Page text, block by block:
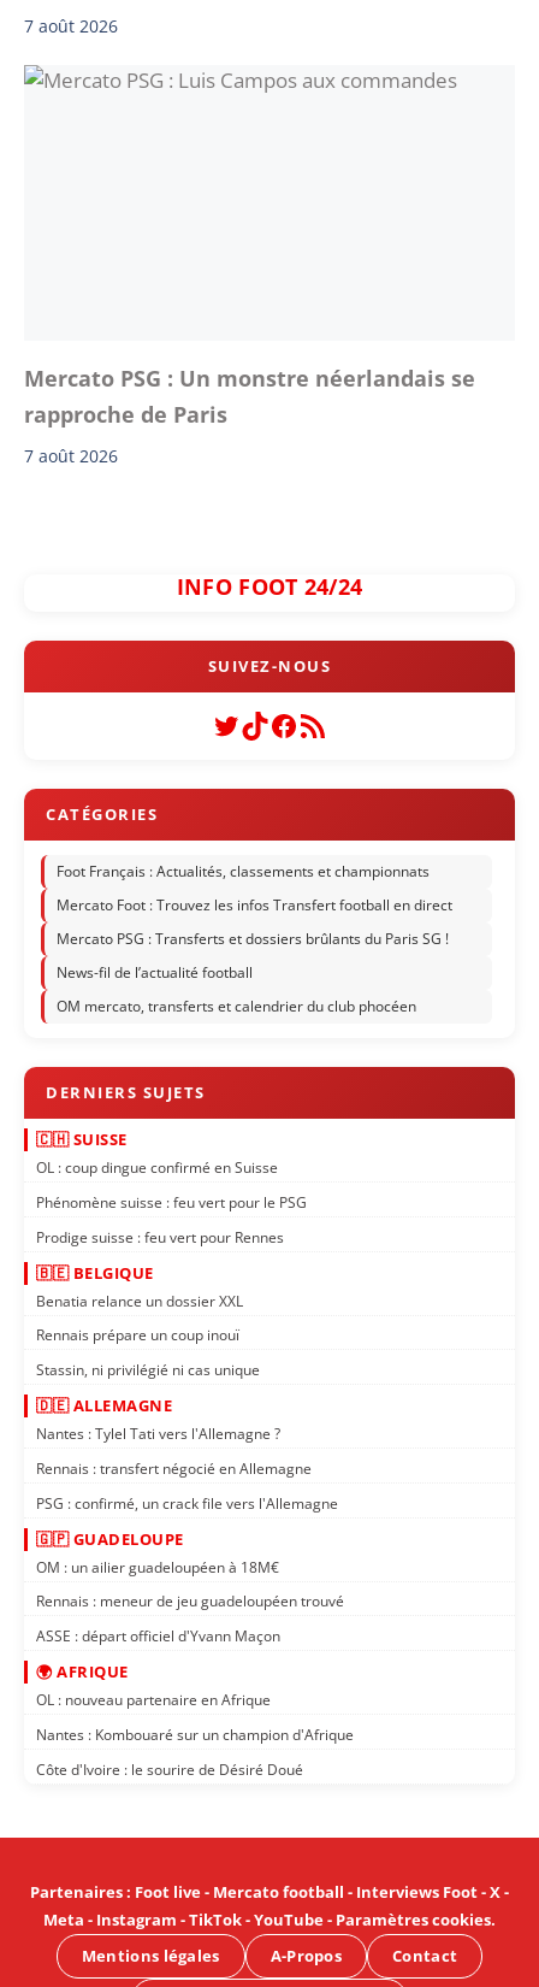
7 août 2026
Mercato PSG : Un monstre néerlandais se
rapproche de Paris
7 août 2026
INFO FOOT 24/24
Twitter
TikTok
Facebook
Flux RSS
Foot Français : Actualités, classements et championnats
Mercato Foot : Trouvez les infos Transfert football en direct
Mercato PSG : Transferts et dossiers brûlants du Paris SG !
News-fil de l’actualité football
OM mercato, transferts et calendrier du club phocéen
🇨🇭 SUISSE
OL : coup dingue confirmé en Suisse
Phénomène suisse : feu vert pour le PSG
Prodige suisse : feu vert pour Rennes
🇧🇪 BELGIQUE
Benatia relance un dossier XXL
Rennais prépare un coup inouï
Stassin, ni privilégié ni cas unique
🇩🇪 ALLEMAGNE
Nantes : Tylel Tati vers l'Allemagne ?
Rennais : transfert négocié en Allemagne
PSG : confirmé, un crack file vers l'Allemagne
🇬🇵 GUADELOUPE
OM : un ailier guadeloupéen à 18M€
Rennais : meneur de jeu guadeloupéen trouvé
ASSE : départ officiel d'Yvann Maçon
🌍 AFRIQUE
OL : nouveau partenaire en Afrique
Nantes : Kombouaré sur un champion d'Afrique
Côte d'Ivoire : le sourire de Désiré Doué
Partenaires: Foot live- Mercato football - Interviews Foot-X-
Meta - Instagram -TikTok-YouTube- Paramètres cookies.
Mentions légales
A-Propos Contact